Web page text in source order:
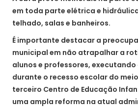
em toda parte elétrica e
telhado, salas e banheiros.
É importante destacar a
municipal em não atrapalhar a
alunos e professores, executando
durante o recesso escolar do meio
terceiro Centro de Educação
uma ampla reforma na atual